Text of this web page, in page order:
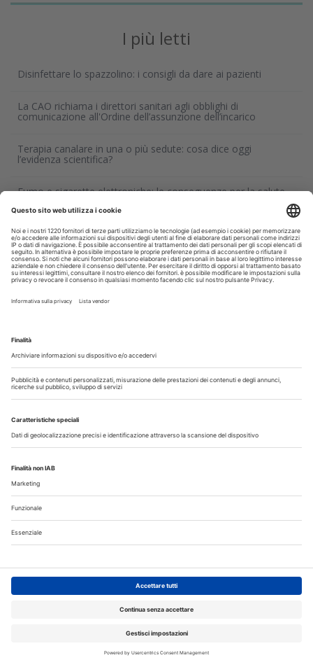
I più letti
Disinfettare lo spazzolino: i consigli da dare ai pazienti
La CAO richiama i direttori sanitari agli obblighi di
comunicazione all'Ordine dell’assunzione dell’incarico
Terapia canalare in una o più sedute: cosa dice oggi
l’evidenza scientifica?
Fumo e sigarette elettroniche: le conseguenze per la salute
Corsi, Convegni, Eventi
Agosto 2026
9
10 11 12 13 14
15
16
17 18 19 20 21
22
23
24 25 26 27 28
29
30
31
CERCO
Cercasi ASO per studio sito a Mozzate
Cercasi assistente alla poltrona in Cusago